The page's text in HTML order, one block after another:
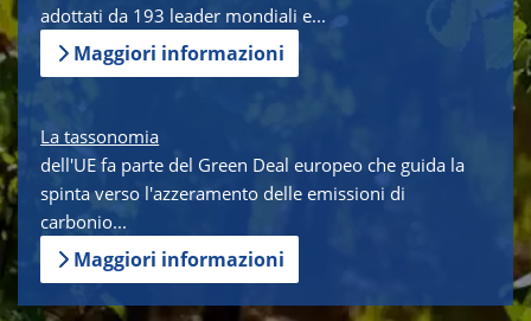
adottati da 193 leader mondiali e...
Maggiori informazioni
La tassonomia
dell'UE fa parte del Green Deal europeo che guida la
spinta verso l'azzeramento delle emissioni di
carbonio...
Maggiori informazioni